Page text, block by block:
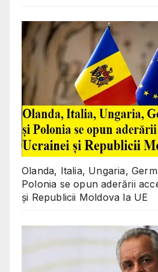
Olanda, Italia, Ungaria,
Polonia se opun aderării
și Republicii Moldova la UE